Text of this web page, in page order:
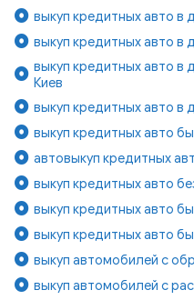
выкуп кредитных авто
выкуп кредитных авто в
выкуп кредитных авто в
Киев
выкуп кредитных авто в
выкуп кредитных авто
автовыкуп кредитных
выкуп кредитных авто
выкуп кредитных авто
выкуп кредитных авто
выкуп автомобилей с
выкуп автомобилей с